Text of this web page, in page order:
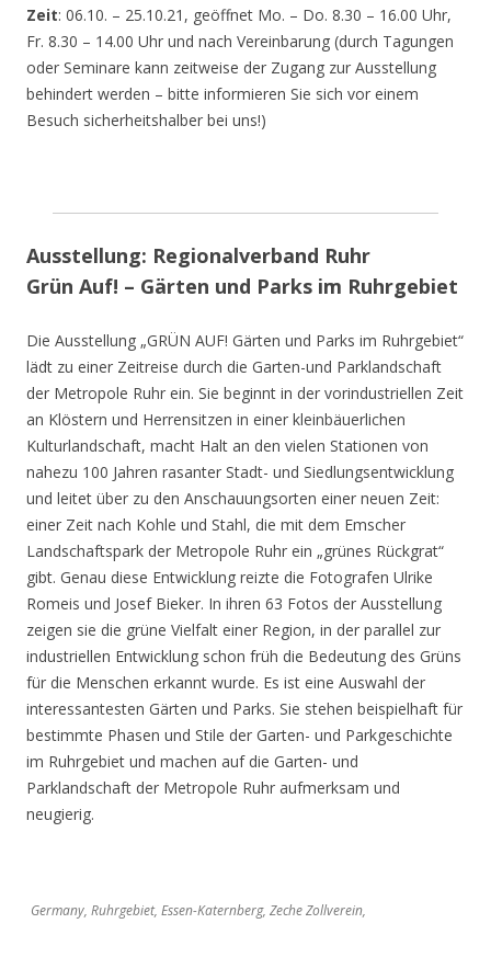
Zeit: 06.10. – 25.10.21, geöffnet Mo. – Do. 8.30 – 16.00 Uhr,
Fr. 8.30 – 14.00 Uhr und nach Vereinbarung (durch Tagungen
oder Seminare kann zeitweise der Zugang zur Ausstellung
behindert werden – bitte informieren Sie sich vor einem
Besuch sicherheitshalber bei uns!)
Ausstellung: Regionalverband Ruhr
Grün Auf! – Gärten und Parks im Ruhrgebiet
Die Ausstellung „GRÜN AUF! Gärten und Parks im Ruhrgebiet“
lädt zu einer Zeitreise durch die Garten-und Parklandschaft
der Metropole Ruhr ein. Sie beginnt in der vorindustriellen Zeit
an Klöstern und Herrensitzen in einer kleinbäuerlichen
Kulturlandschaft, macht Halt an den vielen Stationen von
nahezu 100 Jahren rasanter Stadt- und Siedlungsentwicklung
und leitet über zu den Anschauungsorten einer neuen Zeit:
einer Zeit nach Kohle und Stahl, die mit dem Emscher
Landschaftspark der Metropole Ruhr ein „grünes Rückgrat“
gibt. Genau diese Entwicklung reizte die Fotografen Ulrike
Romeis und Josef Bieker. In ihren 63 Fotos der Ausstellung
zeigen sie die grüne Vielfalt einer Region, in der parallel zur
industriellen Entwicklung schon früh die Bedeutung des Grüns
für die Menschen erkannt wurde. Es ist eine Auswahl der
interessantesten Gärten und Parks. Sie stehen beispielhaft für
bestimmte Phasen und Stile der Garten- und Parkgeschichte
im Ruhrgebiet und machen auf die Garten- und
Parklandschaft der Metropole Ruhr aufmerksam und
neugierig.
Germany, Ruhrgebiet, Essen-Katernberg, Zeche Zollverein,